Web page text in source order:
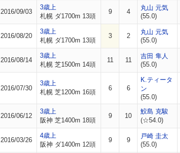
2016/09/03
3歳上
札幌 ダ1700m 13頭
9 4
丸山 元気
(55.0)
2016/08/20
3歳上
札幌 ダ1700m 13頭
3 2
丸山 元気
(55.0)
2016/08/14
3歳上
札幌 芝1500m 14頭
11 11
吉田 隼人
(55.0)
2016/07/30
3歳上
札幌 芝1200m 16頭
6 6
K.ティータ
ン
(55.0)
2016/06/12
3歳上
阪神 芝1400m 18頭
9 10
鮫島 克駿
(☆54.0)
2016/03/26
4歳上
阪神 ダ1400m 12頭
9 9
戸崎 圭太
(55.0)